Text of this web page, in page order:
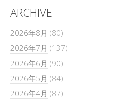
ARCHIVE
2026年8月 (80)
2026年7月 (137)
2026年6月 (90)
2026年5月 (84)
2026年4月 (87)